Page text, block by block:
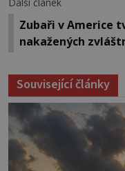
Zubaři v Americe
nakažených
Související články